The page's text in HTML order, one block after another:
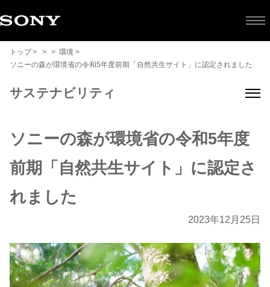
トップ
環境
ソニーの森が環境省の令和5年度前期「自然共生サイト」に認定されました
サステナビリティ
ソ
ニ
ー
森
ソニーの森が環境省の令和5年度
前期「自然共生サイト」に認定さ
れました
2023年12月25日